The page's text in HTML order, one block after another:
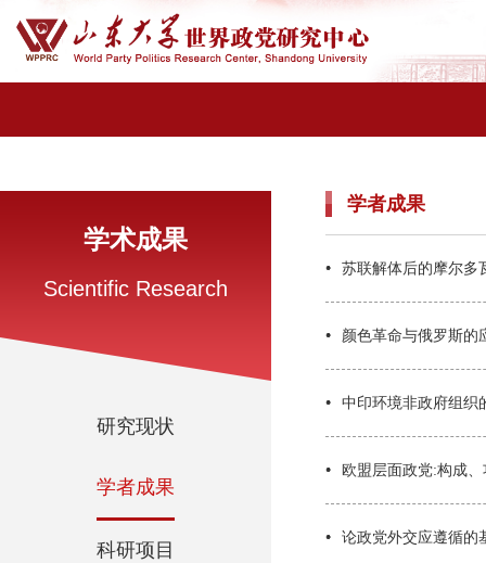
学术成果
Scientific Research
研究现状
学者成果
科研项目
学者成果
苏联解体后的摩尔多
颜色革命与俄罗斯的
中印环境非政府组织
欧盟层面政党:构成
论政党外交应遵循的